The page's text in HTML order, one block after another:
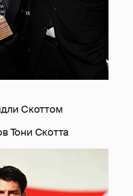
Скоттом
Тони Скотта